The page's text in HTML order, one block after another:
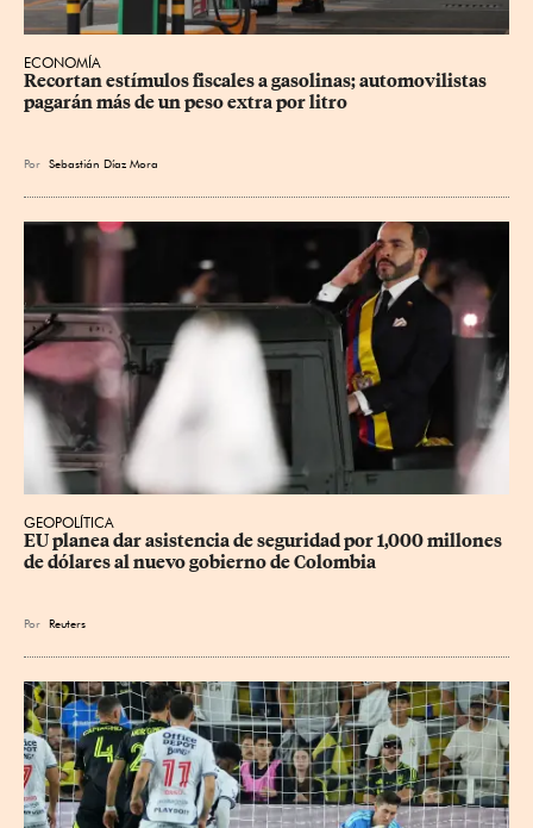
ECONOMÍA
Recortan estímulos fiscales a gasolinas; automovilistas
pagarán más de un peso extra por litro
Por Sebastián Díaz Mora
GEOPOLÍTICA
EU planea dar asistencia de seguridad por 1,000 millones
de dólares al nuevo gobierno de Colombia
Por Reuters